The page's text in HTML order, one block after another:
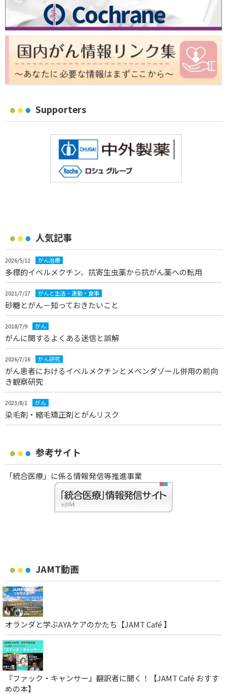
Supporters
人気記事
2026/5/11 がん治療
多標的イベルメクチン、抗寄生虫薬から抗がん薬への転用
2021/7/17 がんと生活・運動・食事
砂糖とがん－知っておきたいこと
2018/7/9 がん
がんに関するよくある迷信と誤解
2026/7/16 がん研究
がん患者におけるイベルメクチンとメベンダゾール併用の前向
き観察研究
2023/8/1 がん
染毛剤・縮毛矯正剤とがんリスク
参考サイト
「統合医療」に係る情報発信等推進事業
JAMT動画
オランダと学ぶAYAケアのかたち【JAMT Café 】
『ファック・キャンサー』翻訳者に聞く！【JAMT Café おすす
めの本】